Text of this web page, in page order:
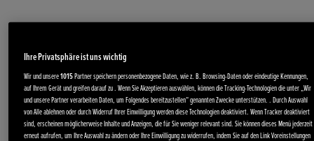
Ihre Privatsphäre ist uns wichtig
Wir und unsere1015Partner speichern personenbezogene Daten, wie z. B. Browsing-Daten oder eindeutige Kennungen,
auf Ihrem Gerät und greifen darauf zu . Wenn Sie Akzeptieren auswählen, können die Tracking-Technologien die unter „Wir
und unsere Partner verarbeiten Daten, um Folgendes bereitzustellen“ genannten Zwecke unterstützen. . Durch Auswahl
von Alle ablehnen oder durch Widerruf Ihrer Einwilligung werden diese Technologien deaktiviert. Wenn Tracker deaktiviert
sind, erscheinen möglicherweise Inhalte und Anzeigen, die für Sie weniger relevant sind. Sie können dieses Menü jederzeit
erneut aufrufen, um Ihre Auswahl zu ändern oder Ihre Einwilligung zu widerrufen, indem Sie auf den Link Voreinstellungen